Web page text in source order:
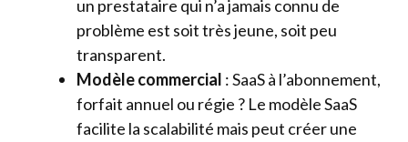
un prestataire qui n’a jamais connu de
problème est soit très jeune, soit peu
transparent.
Modèle commercial : SaaS à l’abonnement,
forfait annuel ou régie ? Le modèle SaaS
facilite la scalabilité mais peut créer une